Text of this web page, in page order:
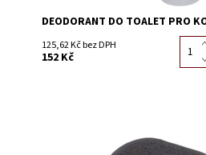
DEODORANT DO TOALET PRO
125,62 Kč bez DPH
152 Kč
58203A